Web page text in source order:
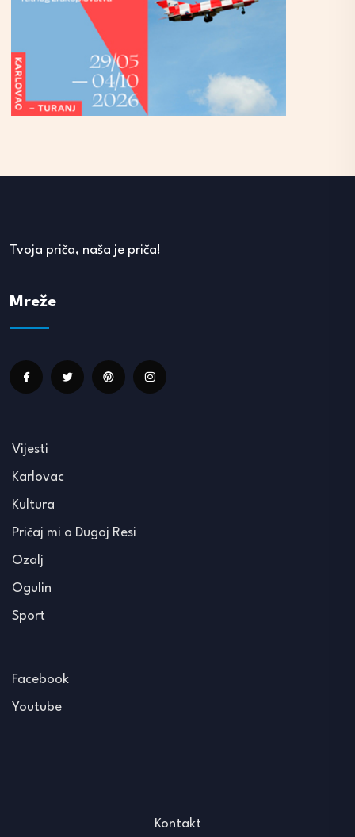
Tvoja priča, naša je priča!
Mreže
Vijesti
Karlovac
Kultura
Pričaj mi o Dugoj Resi
Ozalj
Ogulin
Sport
Facebook
Youtube
Kontakt